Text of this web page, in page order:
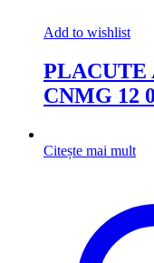
Add to wishlist
CNMG 12
Citește mai mult